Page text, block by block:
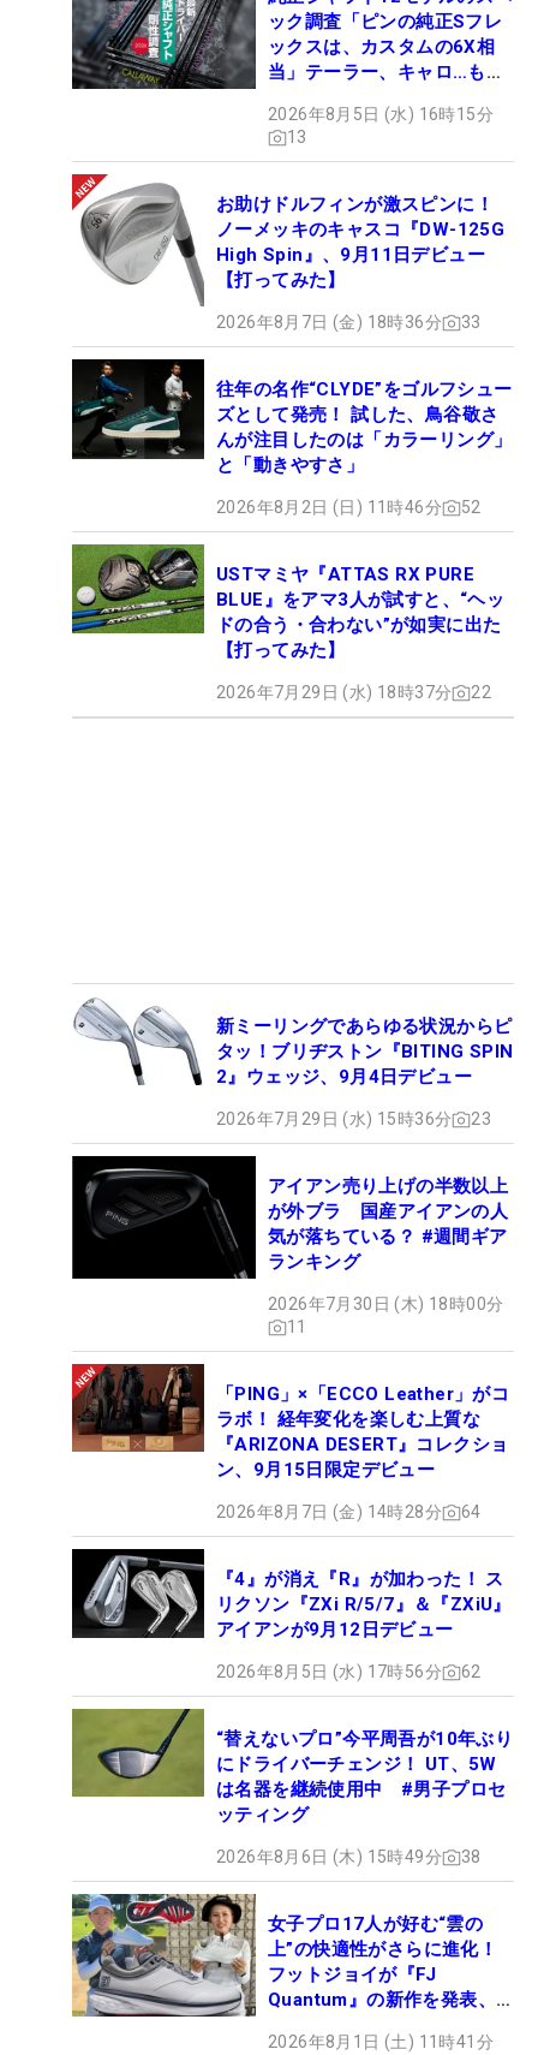
ック調査「ピンの純正Sフレ
ックスは、カスタムの6X相
当」テーラー、キャロ…もチ
2026年8月5日 (水) 16時15分
13
お助けドルフィンが激スピンに！
ノーメッキのキャスコ『DW-125G
High Spin』、9月11日デビュー
【打ってみた】
2026年8月7日 (金) 18時36分 33
往年の名作“CLYDE”をゴルフシュー
ズとして発売！ 試した、鳥谷敬さ
んが注目したのは「カラーリング」
と「動きやすさ」
2026年8月2日 (日) 11時46分 52
USTマミヤ『ATTAS RX PURE
BLUE』をアマ3人が試すと、“ヘッ
ドの合う・合わない”が如実に出た
【打ってみた】
2026年7月29日 (水) 18時37分 22
新ミーリングであらゆる状況からピ
タッ！ブリヂストン『BITING SPIN
2』ウェッジ、9月4日デビュー
2026年7月29日 (水) 15時36分 23
アイアン売り上げの半数以上
が外ブラ 国産アイアンの人
気が落ちている？ #週間ギア
ランキング
2026年7月30日 (木) 18時00分
11
「PING」×「ECCO Leather」がコ
ラボ！ 経年変化を楽しむ上質な
『ARIZONA DESERT』コレクショ
ン、9月15日限定デビュー
2026年8月7日 (金) 14時28分 64
『4』が消え『R』が加わった！ ス
リクソン『ZXi R/5/7』＆『ZXiU』
アイアンが9月12日デビュー
2026年8月5日 (水) 17時56分 62
“替えないプロ”今平周吾が10年ぶり
にドライバーチェンジ！ UT、5W
は名器を継続使用中 #男子プロセ
ッティング
2026年8月6日 (木) 15時49分 38
女子プロ17人が好む“雲の
上”の快適性がさらに進化！
フットジョイが『FJ
Quantum』の新作を発表、8
2026年8月1日 (土) 11時41分